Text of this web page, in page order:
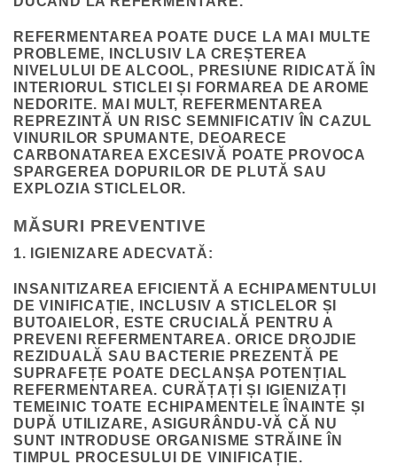
REFERMENTAREA POATE DUCE LA MAI MULTE
PROBLEME, INCLUSIV LA CREȘTEREA
NIVELULUI DE ALCOOL, PRESIUNE RIDICATĂ ÎN
INTERIORUL STICLEI ȘI FORMAREA DE AROME
NEDORITE. MAI MULT, REFERMENTAREA
REPREZINTĂ UN RISC SEMNIFICATIV ÎN CAZUL
VINURILOR SPUMANTE, DEOARECE
CARBONATAREA EXCESIVĂ POATE PROVOCA
SPARGEREA DOPURILOR DE PLUTĂ SAU
EXPLOZIA STICLELOR.
MĂSURI PREVENTIVE
1. IGIENIZARE ADECVATĂ:
INSANITIZAREA EFICIENTĂ A ECHIPAMENTULUI
DE VINIFICAȚIE, INCLUSIV A STICLELOR ȘI
BUTOAIELOR, ESTE CRUCIALĂ PENTRU A
PREVENI REFERMENTAREA. ORICE DROJDIE
REZIDUALĂ SAU BACTERIE PREZENTĂ PE
SUPRAFEȚE POATE DECLANȘA POTENȚIAL
REFERMENTAREA. CURĂȚAȚI ȘI IGIENIZAȚI
TEMEINIC TOATE ECHIPAMENTELE ÎNAINTE ȘI
DUPĂ UTILIZARE, ASIGURÂNDU-VĂ CĂ NU
SUNT INTRODUSE ORGANISME STRĂINE ÎN
TIMPUL PROCESULUI DE VINIFICAȚIE.